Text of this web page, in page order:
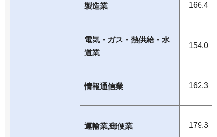
製造業 166.4
電気・ガス・熱供給・水
道業
154.0
情報通信業 162.3
運輸業,郵便業 179.3